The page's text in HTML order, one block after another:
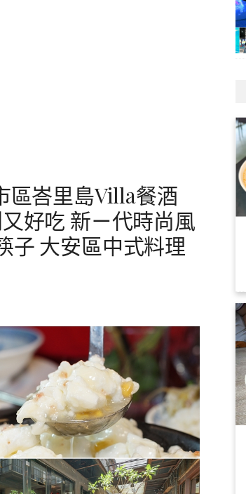
區峇里島Villa餐酒
好吃 新ㄧ代時尚風
子 大安區中式料理